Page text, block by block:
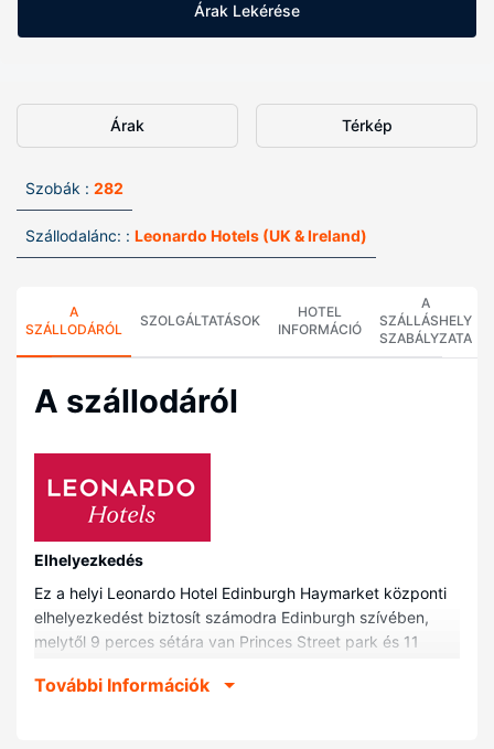
Árak Lekérése
Árak Térkép
Szobák : 282
Szállodalánc: : Leonardo Hotels (UK & Ireland)
A
SZÁLLODÁRÓL
SZOLGÁLTATÁSOK
HOTEL
INFORMÁCIÓ
A
SZÁLLÁSHELY
SZABÁLYZATA
A szállodáról
Elhelyezkedés
Ez a helyi Leonardo Hotel Edinburgh Haymarket központi
elhelyezkedést biztosít számodra Edinburgh szívében,
melytől 9 perces sétára van Princes Street park és 11
kb. 1,3 km-re található George Street, ill. 2,2 km-re
További Információk